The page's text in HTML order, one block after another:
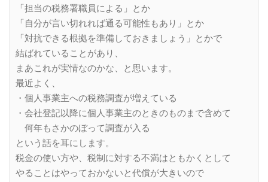
「担当の税務署職員による」とか
「自分が言い切れれば通る可能性もあり」とか
「対抗できる根拠を準備しておきましょう」とかで
結ばれていることがあり、
まあこれが実情なのかな、と思います。
最近よく、
・個人事業主への税務調査が増えている
・会社登記以降に個人事業主のときのものまで含めて
何年もさかのぼって調査が入る
という話を耳にします。
税金の使い方や、税制に対する不満はともかくとして
やることはやっておかないと代償が大きいので